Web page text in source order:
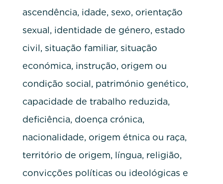
ascendência, idade, sexo, orientação
sexual, identidade de género, estado
civil, situação familiar, situação
económica, instrução, origem ou
condição social, património genético,
capacidade de trabalho reduzida,
deficiência, doença crónica,
nacionalidade, origem étnica ou raça,
território de origem, língua, religião,
convicções políticas ou ideológicas e